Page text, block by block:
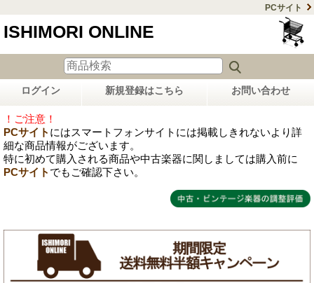
PCサイト
ISHIMORI ONLINE
ログイン 新規登録はこちら お問い合わせ
！ご注意！
PCサイト にはスマートフォンサイトには掲載しきれないより詳
細な商品情報がございます。
特に初めて購入される商品や中古楽器に関しましては購入前に
PCサイト でもご確認下さい。